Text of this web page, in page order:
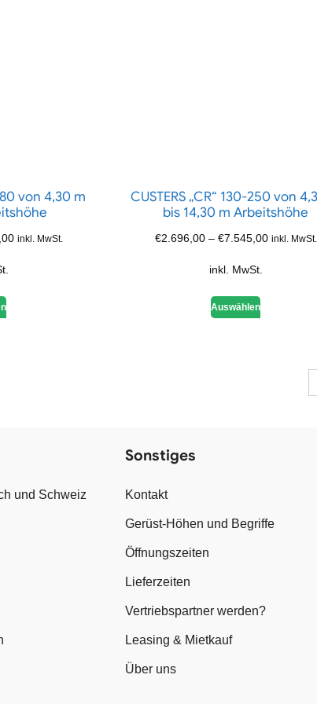
von 4,30 m
inkl. MwSt.
CUSTERS „CR“ 130-250 von
bis 14,30 m Arbeitshöhe
€2.696,00– €7.545,00 inkl. MwSt.
inkl. MwSt.
Auswählen
und Schweiz
Sonstiges
Kontakt
Gerüst-Höhen und Begriffe
Öffnungszeiten
Lieferzeiten
Vertriebspartner werden?
Leasing & Mietkauf
Über uns